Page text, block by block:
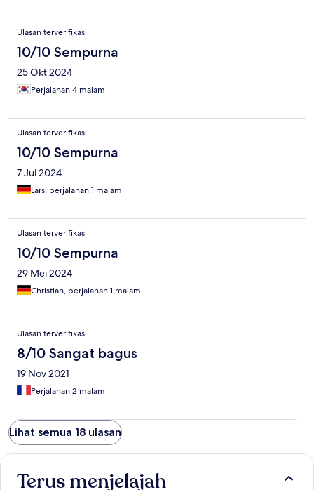
Ulasan terverifikasi
10/10 Sempurna
25 Okt 2024
Perjalanan 4 malam
Ulasan terverifikasi
10/10 Sempurna
7 Jul 2024
Lars, perjalanan 1 malam
Ulasan terverifikasi
10/10 Sempurna
29 Mei 2024
Christian, perjalanan 1 malam
Ulasan terverifikasi
8/10 Sangat bagus
19 Nov 2021
Perjalanan 2 malam
Lihat semua 18 ulasan
Terus menjelajah